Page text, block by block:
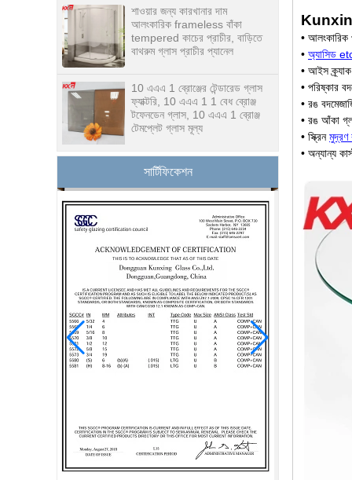
tempered কাচের প্রাচীর, বাড়িতে
বাথরুম গ্লাস প্রাচীর প্যানেল
10 এএএ 1 ব্রোঞ্জের টেন্ডারেড গ্লাস
টফেনডেন গ্লাস, 10 এএএ 1 ব্রোঞ্জ
টেমপ্লেট গ্লাস মূল্য
চীন নিরাপত্তা 10 মিমি টেম্পারড
মিমি শক্ত কাচের অভ্যন্তরীণ বাইরের
দরজা
বিল্ডিং গ্লাস প্রস্তুতকারকের পরদা
প্রাচীর গ্লাস পাইকারি দাম বদমেজাজি
ডবল ট্রিপল গ্লাসিং অন্তরক গ্লাস
15 মিমি সুরক্ষা স্পষ্ট কঠোর কাচের
দাম- পেশাদার বিল্ডিং গ্লাস কারখানার
দ্বারা ভাল মানের টেম্পারেড গ্লাস
ভাল দাম 1/2 ইঞ্চি টেবিল শীর্ষ গ্লাস
8.76 mm সাদা স্তরিত কাচের দাম,
8.76 mm সাদা আঠালো স্তরিত
কাচ, অস্পষ্ট স্তরিত কাচ কারখানা
সার্টিফিকেশন
Kunxing
• আলংকারিক
• অ্যাসিড
• আইস
• পরিষ্কার
• রঙ
• রঙ আঁকা
• স্ক্রিনমুদ্রণ
• অন্যান্য